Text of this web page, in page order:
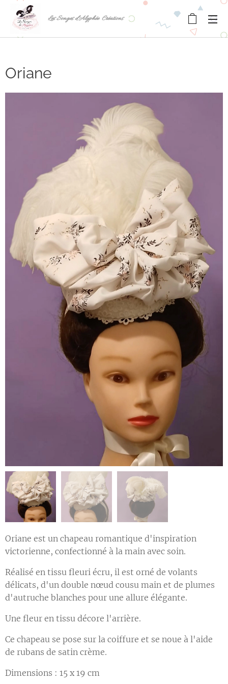
Les Songes d'Alyphée Créations
Oriane
Oriane est un chapeau romantique d'inspiration
victorienne, confectionné à la main avec soin.
Réalisé en tissu fleuri écru, il est orné de volants
délicats, d'un double nœud cousu main et de plumes
d'autruche blanches pour une allure élégante.
Une fleur en tissu décore l'arrière.
Ce chapeau se pose sur la coiffure et se noue à l'aide
de rubans de satin crème.
Dimensions : 15 x 19 cm